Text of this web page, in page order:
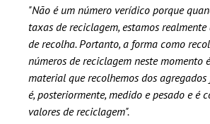
"Não é um número verídico porque
taxas de reciclagem, estamos
de recolha. Portanto, a forma como
números de reciclagem neste momento
material que recolhemos dos
é, posteriormente, medido e pesado e é
valores de reciclagem".